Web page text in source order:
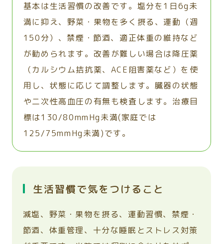
基本は生活習慣の改善です。塩分を1日6g未
満に抑え、野菜・果物を多く摂る、運動（週
150分）、禁煙・節酒、適正体重の維持など
が勧められます。改善が難しい場合は降圧薬
（カルシウム拮抗薬、ACE阻害薬など）を使
用し、状態に応じて調整します。臓器の状態
や二次性高血圧の有無も検査します。治療目
標は130/80mmHg未満(家庭では
125/75mmHg未満)です。
生活習慣で気をつけること
減塩、野菜・果物を摂る、運動習慣、禁煙・
節酒、体重管理、十分な睡眠とストレス対策